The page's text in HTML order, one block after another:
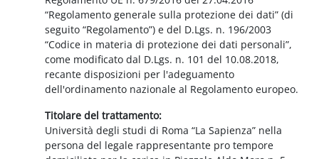
“Regolamento generale sulla protezione dei dati” (di
seguito “Regolamento”) e del D.Lgs. n. 196/2003
“Codice in materia di protezione dei dati personali”,
come modificato dal D.Lgs. n. 101 del 10.08.2018,
recante disposizioni per l'adeguamento
dell'ordinamento nazionale al Regolamento europeo.
Titolare del trattamento:
Università degli studi di Roma “La Sapienza” nella
persona del legale rappresentante pro tempore